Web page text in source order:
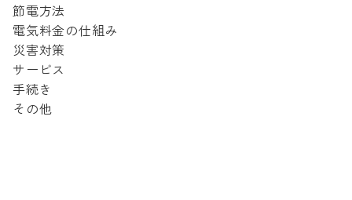
節電方法
電気料金の仕組み
災害対策
サービス
手続き
その他